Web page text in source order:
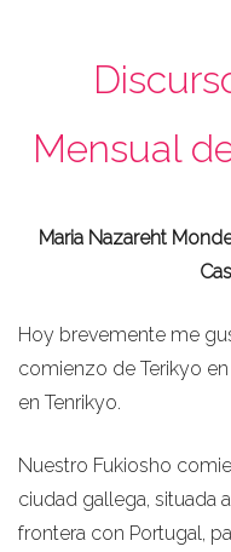
Mensual
Maria Nazareht
Hoy brevemente me
comienzo de Terikyo
en Tenrikyo.
Nuestro Fukiosho
ciudad gallega, situada
frontera con Portugal,